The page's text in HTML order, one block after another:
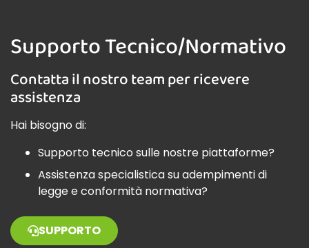
Supporto Tecnico/Normativo
Contatta il nostro team per ricevere
assistenza
Hai bisogno di:
Supporto tecnico sulle nostre piattaforme?
Assistenza specialistica su adempimenti di
legge e conformità normativa?
SUPPORTO